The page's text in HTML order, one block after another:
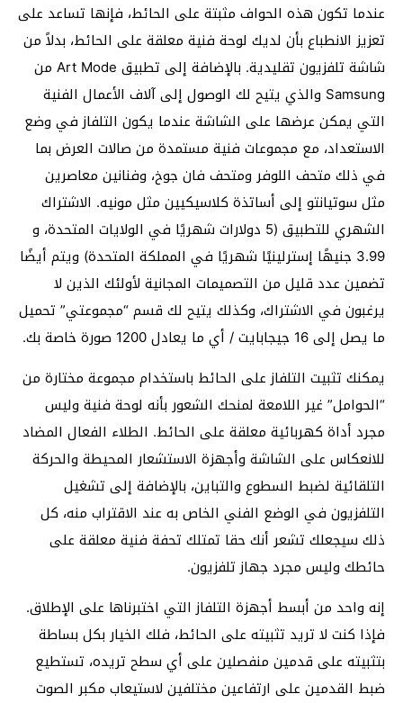
عندما تكون هذه الحواف مثبتة على الحائط، فإنها تساعد على
تعزيز الانطباع بأن لديك لوحة فنية معلقة على الحائط، بدلاً من
شاشة تلفزيون تقليدية. بالإضافة إلى تطبيق Art Mode من
Samsung والذي يتيح لك الوصول إلى آلاف الأعمال الفنية
التي يمكن عرضها على الشاشة عندما يكون التلفاز في وضع
الاستعداد، مع مجموعات فنية مستمدة من صالات العرض بما
في ذلك متحف اللوفر ومتحف فان جوخ، وفنانين معاصرين
مثل سوتيانتو إلى أساتذة كلاسيكيين مثل مونيه. الاشتراك
الشهري للتطبيق (5 دولارات شهريًا في الولايات المتحدة، و
3.99 جنيهًا إسترلينيًا شهريًا في المملكة المتحدة) ويتم أيضًا
تضمين عدد قليل من التصميمات المجانية لأولئك الذين لا
يرغبون في الاشتراك، وكذلك يتيح لك قسم “مجموعتي” تحميل
ما يصل إلى 16 جيجابايت / أي ما يعادل 1200 صورة خاصة بك.
يمكنك تثبيت التلفاز على الحائط باستخدام مجموعة مختارة من
“الحوامل” غير اللامعة لمنحك الشعور بأنه لوحة فنية وليس
مجرد أداة كهربائية معلقة على الحائط. الطلاء الفعال المضاد
للانعكاس على الشاشة وأجهزة الاستشعار المحيطة والحركة
التلقائية لضبط السطوع والتباين، بالإضافة إلى تشغيل
التلفزيون في الوضع الفني الخاص به عند الاقتراب منه، كل
ذلك سيجعلك تشعر أنك حقا تمتلك تحفة فنية معلقة على
حائطك وليس مجرد جهاز تلفزيون.
إنه واحد من أبسط أجهزة التلفاز التي اختبرناها على الإطلاق.
فإذا كنت لا تريد تثبيته على الحائط، فلك الخيار بكل بساطة
بتثبيته على قدمين منفصلين على أي سطح تريده، تستطيع
ضبط القدمين على ارتفاعين مختلفين لاستيعاب مكبر الصوت